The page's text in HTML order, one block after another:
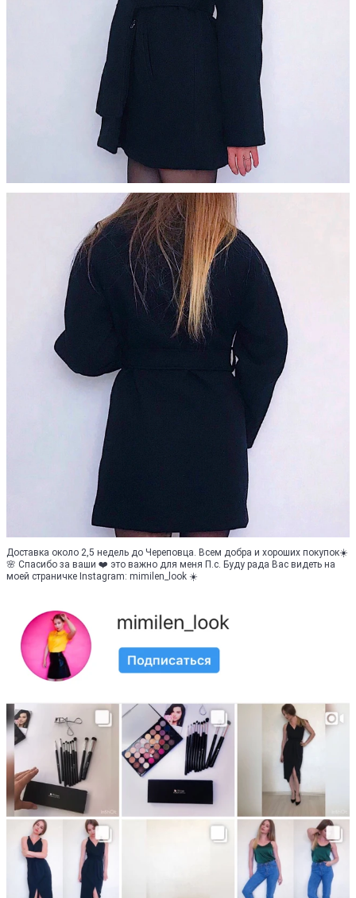
Доставка около 2,5 недель до Череповца. Всем добра и хороших покупок☀️
🌸 Спасибо за ваши ❤️ это важно для меня П.с. Буду рада Вас видеть на
моей страничке Instagram: mimilen_look ☀️